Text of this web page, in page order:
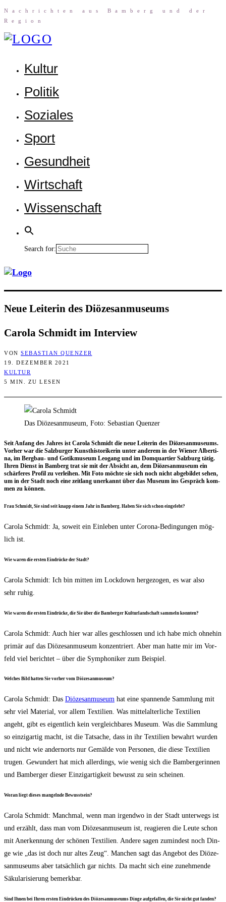
Nach­rich­ten aus Bam­berg und der
Region
Kul­tur
Poli­tik
Sozia­les
Sport
Gesund­heit
Wirt­schaft
Wis­sen­schaft
Search for:
Neue Lei­te­rin des Diözesanmuseums
Caro­la Schmidt im Interview
VON SEBASTIAN QUENZER
19. DEZEMBER 2021
KULTUR
5 MIN. ZU LESEN
Das Diözesanmuseum, Foto: Sebastian Quenzer
Seit Anfang des Jah­res ist Caro­la Schmidt die neue Lei­te­rin des Diö­ze­san­mu­se­ums.
Vor­her war die Salz­bur­ger Kunst­his­to­ri­ke­rin unter ande­rem in der Wie­ner Alber­ti­
na, im Berg­bau- und Gotik­mu­se­um Leo­gang und im Dom­quar­tier Salz­burg tätig.
Ihren Dienst in Bam­berg trat sie mit der Absicht an, dem Diö­ze­san­mu­se­um ein
schär­fe­res Pro­fil zu ver­lei­hen. Mit Foto möch­te sie sich noch nicht abge­bil­det sehen,
um in der Stadt noch eine zeit­lang uner­kannt über das Muse­um ins Gespräch kom­
men zu können.
Frau Schmidt, Sie sind seit knapp einem Jahr in Bam­berg. Haben Sie sich schon eingelebt?
Caro­la Schmidt: Ja, soweit ein Ein­le­ben unter Coro­na-Bedin­gun­gen mög­
lich ist.
Wie waren die ers­ten Ein­drü­cke der Stadt?
Caro­la Schmidt: Ich bin mit­ten im Lock­down her­ge­zo­gen, es war also
sehr ruhig.
Wie waren die ers­ten Ein­drü­cke, die Sie über die Bam­ber­ger Kul­tur­land­schaft sam­meln konnten?
Caro­la Schmidt: Auch hier war alles geschlos­sen und ich habe mich ohne­hin
pri­mär auf das Diö­ze­san­mu­se­um kon­zen­triert. Aber man hat­te mir im Vor­
feld viel berich­tet – über die Sym­pho­ni­ker zum Beispiel.
Wel­ches Bild hat­ten Sie vor­her vom Diözesanmuseum?
Caro­la Schmidt: Das Diö­ze­san­mu­se­um hat eine span­nen­de Samm­lung mit
sehr viel Mate­ri­al, vor allem Tex­ti­li­en. Was mit­tel­al­ter­li­che Tex­ti­li­en
angeht, gibt es eigent­lich kein ver­gleich­ba­res Muse­um. Was die Samm­lung
so ein­zig­ar­tig macht, ist die Tat­sa­che, dass in ihr Tex­ti­li­en bewahrt wur­den
und nicht wie andern­orts nur Gemäl­de von Per­so­nen, die die­se Tex­ti­li­en
tru­gen. Gewun­dert hat mich aller­dings, wie wenig sich die Bam­ber­ge­rin­nen
und Bam­ber­ger die­ser Ein­zig­ar­tig­keit bewusst zu sein scheinen.
Wor­an liegt die­ses man­geln­de Bewusstsein?
Caro­la Schmidt: Manch­mal, wenn man irgend­wo in der Stadt unter­wegs ist
und erzählt, dass man vom Diö­ze­san­mu­se­um ist, reagie­ren die Leu­te schon
mit Aner­ken­nung der schö­nen Tex­ti­li­en. Ande­re sagen zumin­dest noch Din­
ge wie „das ist doch nur altes Zeug“. Man­chen sagt das Ange­bot des Diö­ze­
san­mu­se­ums aber tat­säch­lich gar nichts. Da macht sich eine zuneh­men­de
Säku­la­ri­sie­rung bemerkbar.
Sind Ihnen bei Ihren ers­ten Ein­drü­cken des Diö­ze­san­mu­se­ums Din­ge auf­ge­fal­len, die Sie nicht gut fanden?